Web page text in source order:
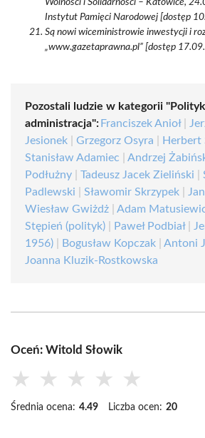
Wolności i Solidarności – Katowice,
Instytut Pamięci Narodowej [dostęp
Są nowi wiceministrowie inwestycji i
„www.gazetaprawna.pl” [dostęp
Pozostali ludzie w kategorii
administracja": Franciszek Anioł|
Jesionek
Grzegorz Osyra Herbert
Stanisław Adamiec
Andrzej
Podłużny
Tadeusz Jacek Zieliński
Padlewski
Sławomir Skrzypek
Wiesław Gwiżdż
Adam
Stępień (polityk)
Paweł Podbiał|
1956)
Bogusław Kopczak Antoni
Joanna Kluzik-Rostkowska
Oceń: Witold Słowik
★ ★ ★ ★ ★
Średnia ocena: 4.49 Liczba ocen: 20